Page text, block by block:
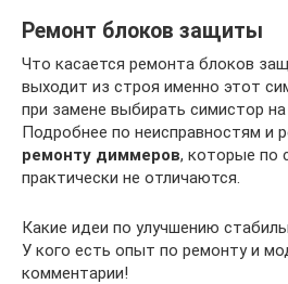
Ремонт блоков защиты
Что касается ремонта блоков
выходит из строя именно этот
при замене выбирать симистор
Подробнее по неисправностям и
ремонту диммеров, которые по
практически не отличаются.
Какие идеи по улучшению
У кого есть опыт по ремонту и
комментарии!